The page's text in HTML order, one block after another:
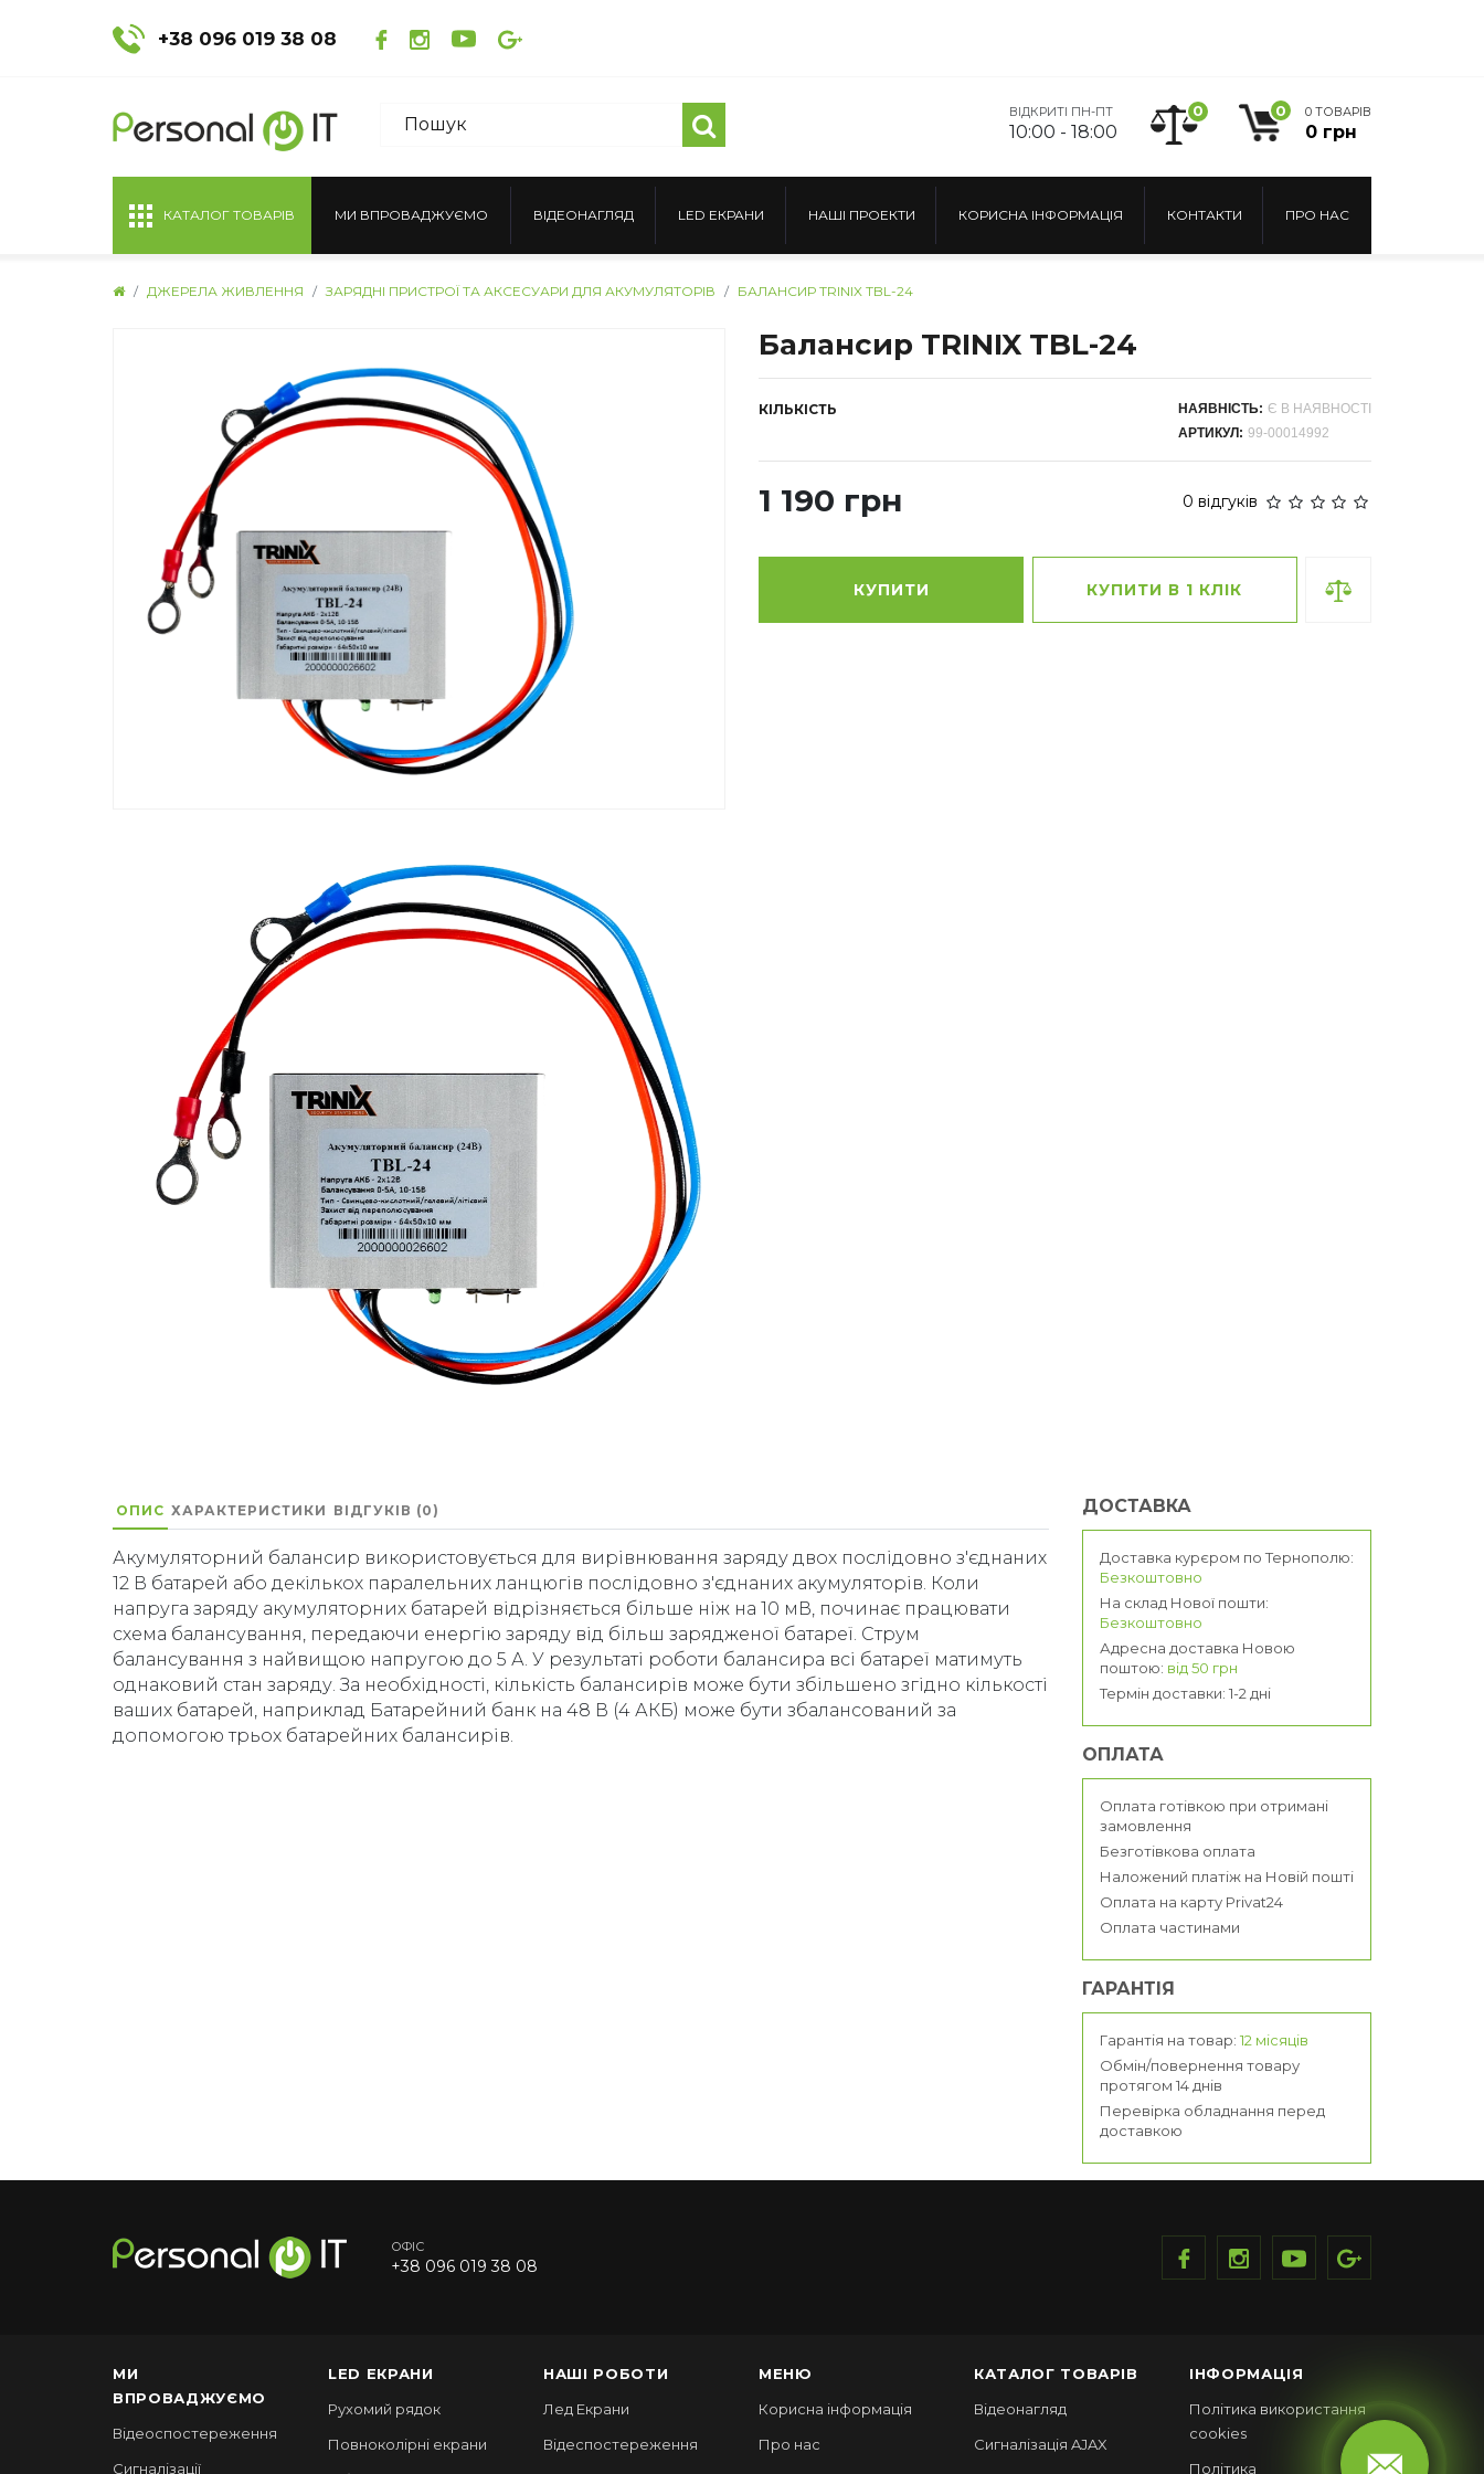
+38 096 019 38 08
ВІДКРИТІ ПН-ПТ
10:00 - 18:00
0 0 0 ТОВАРІВ
0 грн
КАТАЛОГ ТОВАРІВ МИ ВПРОВАДЖУЄМО ВІДЕОНАГЛЯД LED ЕКРАНИ НАШІ ПРОЕКТИ КОРИСНА ІНФОРМАЦІЯ КОНТАКТИ ПРО НАС
ДЖЕРЕЛА ЖИВЛЕННЯ ЗАРЯДНІ ПРИСТРОЇ ТА АКСЕСУАРИ ДЛЯ АКУМУЛЯТОРІВ БАЛАНСИР TRINIX TBL-24
Балансир TRINIX TBL-24
КІЛЬКІСТЬ НАЯВНІСТЬ: Є В НАЯВНОСТІ
АРТИКУЛ: 99-00014992
1 190 грн 0 відгуків
КУПИТИ КУПИТИ В 1 КЛІК
ОПИС ХАРАКТЕРИСТИКИ ВІДГУКІВ (0)
Акумуляторний балансир використовується для вирівнювання заряду двох послідовно з'єднаних
12 В батарей або декількох паралельних ланцюгів послідовно з'єднаних акумуляторів. Коли
напруга заряду акумуляторних батарей відрізняється більше ніж на 10 мВ, починає працювати
схема балансування, передаючи енергію заряду від більш зарядженої батареї. Струм
балансування з найвищою напругою до 5 А. У результаті роботи балансира всі батареї матимуть
однаковий стан заряду. За необхідності, кількість балансирів може бути збільшено згідно кількості
ваших батарей, наприклад Батарейний банк на 48 В (4 АКБ) може бути збалансований за
допомогою трьох батарейних балансирів.
ДОСТАВКА
Доставка курєром по Тернополю:
Безкоштовно
На склад Нової пошти:
Безкоштовно
Адресна доставка Новою
поштою: від 50 грн
Термін доставки: 1-2 дні
ОПЛАТА
Оплата готівкою при отримані
замовлення
Безготівкова оплата
Наложений платіж на Новій пошті
Оплата на карту Privat24
Оплата частинами
ГАРАНТІЯ
Гарантія на товар: 12 місяців
Обмін/повернення товару
протягом 14 днів
Перевірка обладнання перед
доставкою
ОФІС
+38 096 019 38 08
МИ
ВПРОВАДЖУЄМО
Відеоспостереження
Сигналізації
LED ЕКРАНИ
Рухомий рядок
Повноколірні екрани
НАШІ РОБОТИ
Лед Екрани
Відеспостереження
МЕНЮ
Корисна інформація
Про нас
КАТАЛОГ ТОВАРІВ
Відеонагляд
Сигналізація AJAX
ІНФОРМАЦІЯ
Політика використання
cookies
Політика